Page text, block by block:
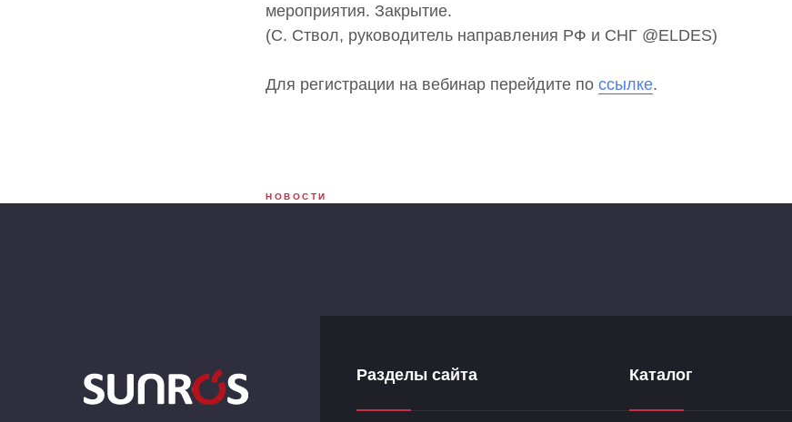
мероприятия. Закрытие.
(C. Ствол, руководитель направления РФ и СНГ @ELDES)
Для регистрации на вебинар перейдите по ссылке.
НОВОСТИ
Разделы сайта Каталог